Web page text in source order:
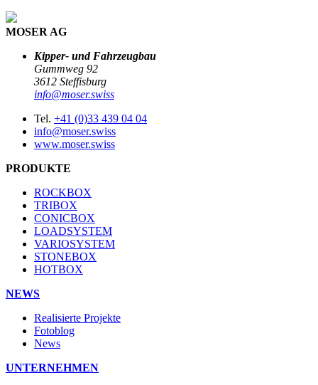
MOSER AG
Kipper- und Fahrzeugbau
Gummweg 92
3612 Steffisburg
info@moser.swiss
Tel. +41 (0)33 439 04 04
info@moser.swiss
www.moser.swiss
PRODUKTE
ROCKBOX
TRIBOX
CONICBOX
LOADSYSTEM
VARIOSYSTEM
STONEBOX
HOTBOX
NEWS
Realisierte Projekte
Fotoblog
News
UNTERNEHMEN